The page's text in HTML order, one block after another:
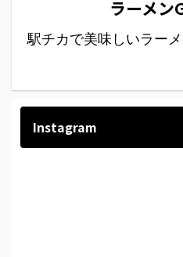
ラーメ
駅チカで美味しいラー
Instagram